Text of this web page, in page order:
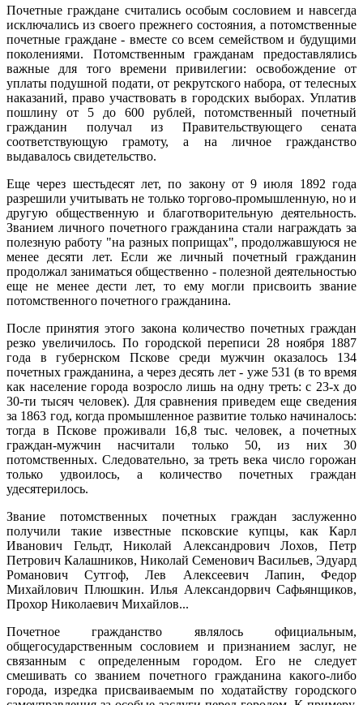
Почетные граждане считались особым сословием и навсегда
исключались из своего прежнего состояния, а потомственные
почетные граждане - вместе со всем семейством и будущими
поколениями. Потомственным гражданам предоставлялись
важные для того времени привилегии: освобождение от
уплаты подушной подати, от рекрутского набора, от телесных
наказаний, право участвовать в городских выборах. Уплатив
пошлину от 5 до 600 рублей, потомственный почетный
гражданин получал из Правительствующего сената
соответствующую грамоту, а на личное гражданство
выдавалось свидетельство.
Еще через шестьдесят лет, по закону от 9 июля 1892 года
разрешили учитывать не только торгово-промышленную, но и
другую общественную и благотворительную деятельность.
Званием личного почетного гражданина стали награждать за
полезную работу "на разных поприщах", продолжавшуюся не
менее десяти лет. Если же личный почетный гражданин
продолжал заниматься общественно - полезной деятельностью
еще не менее дести лет, то ему могли присвоить звание
потомственного почетного гражданина.
После принятия этого закона количество почетных граждан
резко увеличилось. По городской переписи 28 ноября 1887
года в губернском Пскове среди мужчин оказалось 134
почетных гражданина, а через десять лет - уже 531 (в то время
как население города возросло лишь на одну треть: с 23-х до
30-ти тысяч человек). Для сравнения приведем еще сведения
за 1863 год, когда промышленное развитие только начиналось:
тогда в Пскове проживали 16,8 тыс. человек, а почетных
граждан-мужчин насчитали только 50, из них 30
потомственных. Следовательно, за треть века число горожан
только удвоилось, а количество почетных граждан
удесятерилось.
Звание потомственных почетных граждан заслуженно
получили такие известные псковские купцы, как Карл
Иванович Гельдт, Николай Александрович Лохов, Петр
Петрович Калашников, Николай Семенович Васильев, Эдуард
Романович Сутгоф, Лев Алексеевич Лапин, Федор
Михайлович Плюшкин. Илья Александорвич Сафьянщиков,
Прохор Николаевич Михайлов...
Почетное гражданство являлось официальным,
общегосударственным сословием и признанием заслуг, не
связанным с определенным городом. Его не следует
смешивать со званием почетного гражданина какого-либо
города, изредка присваиваемым по ходатайству городского